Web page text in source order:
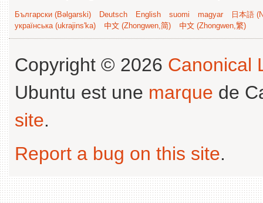
Български (Bəlgarski) Deutsch English suomi magyar
日本語
українська (ukrajins'ka)
中文 (Zhongwen,简) 中文 (Zhongwen,繁)
Copyright © 2026 Canonical
Ubuntu est une marque de
site.
Report a bug on this site.